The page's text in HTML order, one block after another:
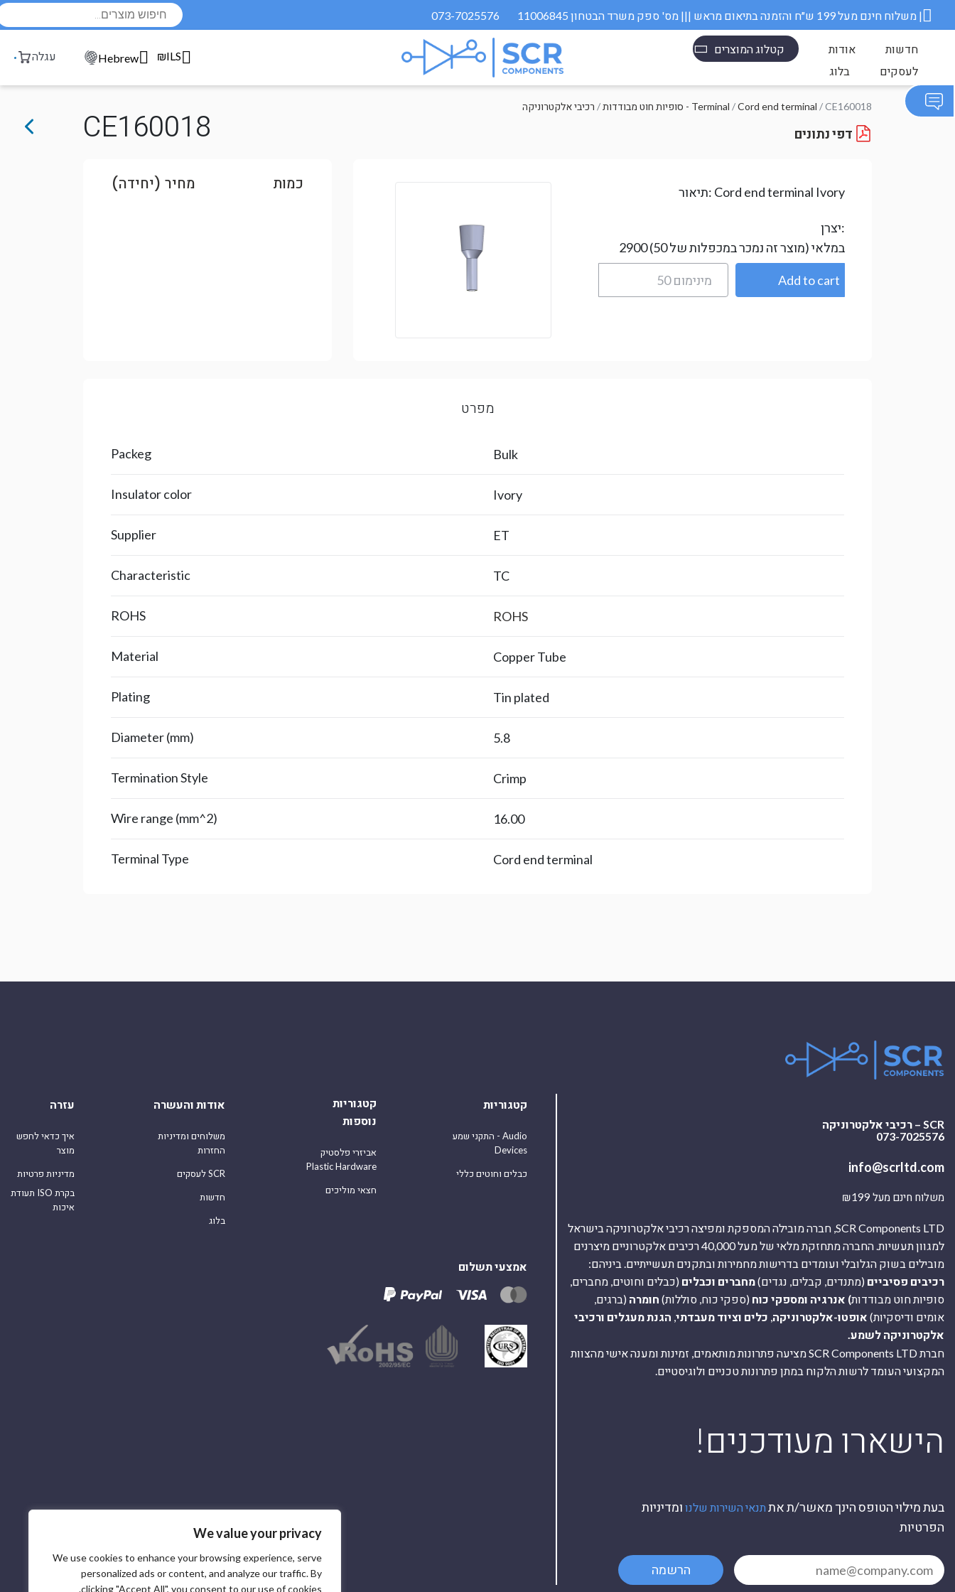
We value your privacy
We use cookies to enhance your browsing experience, serve
personalized ads or content, and analyze our traffic. By
clicking "Accept All", you consent to our use of cookies.
073-7025576 משלוח חינם מעל 199 ש״ח והזמנה בתיאום מראש ||| מס' ספק משרד הבטחון 11006845 |
קטלוג המוצרים אודות
חדשות
בלוג
לעסקים
עגלה Hebrew ₪ILS
רכיבי אלקטרוניקה / סופיות חוט מבודדות - Terminal /Cord end terminal / CE160018
CE160018
תיאור: Cord end terminal Ivory
יצרן:
2900
במלאי(מוצר זה נמכר במכפלות של 50)
כמות מחיר (יחידה)
מפרט
Packeg Bulk
Insulator color Ivory
Supplier ET
Characteristic TC
ROHS ROHS
Material Copper Tube
Plating Tin plated
Diameter (mm) 5.8
Termination Style Crimp
Wire range (mm^2) 16.00
Terminal Type Cord end terminal
SCR – רכיבי אלקטרוניקה
073-7025576
info@scrltd.com
משלוח חינם מעל ₪199
SCR Components LTD, חברה מובילה המספקת ומפיצה רכיבי אלקטרוניקה בישראל
למגוון תעשיות. החברה מתחזקת מלאי של מעל 40,000 רכיבים אלקטרוניים מיצרנים
מובילים בשוק הגלובלי ועומדים בדרישות מחמירות ובתקנים תעשייתיים. ביניהם:
רכיבים פסיביים (מתנדים, קבלים, נגדים)מחברים וכבלים (כבלים וחוטים, מחברים,
סופיות חוט מבודדות) אנרגיה ומספקי כוח (ספקי כוח, סוללות) חומרה (ברגים,
אומים ודיסקיות) אופטו-אלקטרוניקה כלים וציוד מעבדתי הגנת מעגלים ורכיבי
אלקטרוניקה לשמע.
חברת SCR Components LTD מציעה פתרונות מותאמים, זמינות ומענה אישי מהצוות
המקצועי העומד לרשות הלקוח במתן פתרונות טכניים ולוגיסטיים.
!הישארו מעודכנים
בעת מילוי הטופס הינך מאשר/ת את תנאי השירות שלנו ומדיניות
הפרטיות
הרשמה
קטגוריות
התקני שמע - Audio
Devices
כבלים וחוטים כללי
קטגוריות
נוספות
אביזרי פלסטיק
Plastic Hardware
חצאי מוליכים
אודות והעשרה
משלוחים ומדיניות
החזרות
לעסקים SCR
חדשות
בלוג
עזרה
איך כדאי לחפש
מוצר
מדיניות פרטיות
תעודת ISO בקרת
איכות
אמצעי תשלום